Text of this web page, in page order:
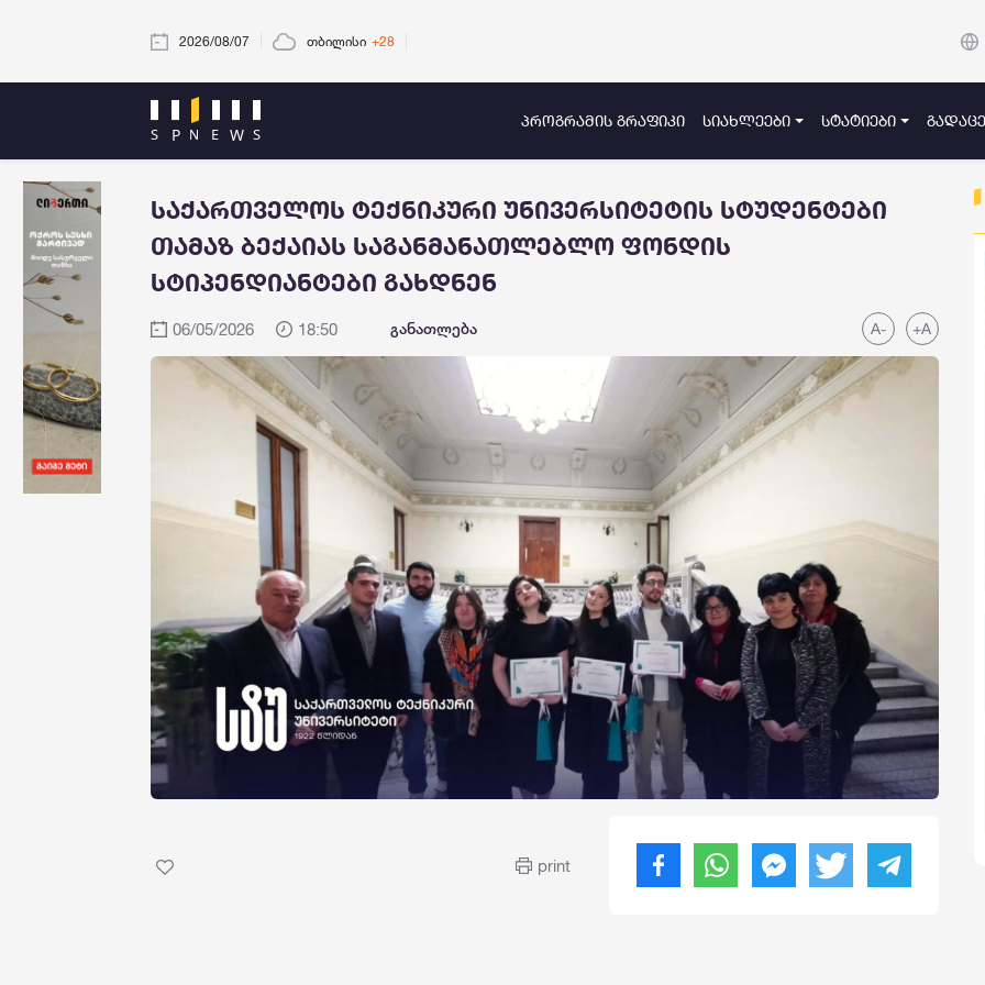
2026/08/07 თბილისი +28
ᲞᲠᲝᲒᲠᲐᲛᲘᲡ ᲒᲠᲐᲤᲘᲙᲘ ᲡᲘᲐᲮᲚᲔᲔᲑᲘ ᲡᲢᲐᲢᲘᲔᲑᲘ
საქართველოს ტექნიკური უნივერსიტეტის სტუდენტები
თამაზ ბექაიას საგანმანათლებლო ფონდის
სტიპენდიანტები გახდნენ
06/05/2026 18:50 განათლება A- +A
print